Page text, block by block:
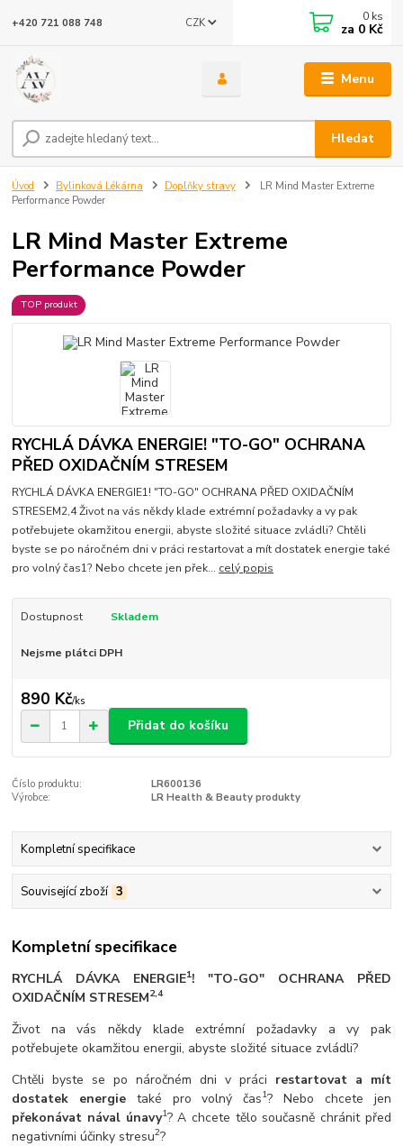
Menu
CZK
Hledat
+420 721 088 748 0 ks
za 0 Kč
Úvod Bylinková Lékárna Doplňky stravy
LR Mind Master Extreme
Performance Powder
LR Mind Master Extreme
Performance Powder
TOP produkt
RYCHLÁ DÁVKA ENERGIE! "TO-GO" OCHRANA
PŘED OXIDAČNÍM STRESEM
RYCHLÁ DÁVKA ENERGIE1! "TO-GO" OCHRANA PŘED OXIDAČNÍM
STRESEM2,4 Život na vás někdy klade extrémní požadavky a vy pak
potřebujete okamžitou energii, abyste složité situace zvládli? Chtěli
byste se po náročném dni v práci restartovat a mít dostatek energie také
pro volný čas1? Nebo chcete jen přek... celý popis
Dostupnost Skladem
Nejsme plátci DPH
890 Kč/ks
Přidat do košíku
Číslo produktu:
LR600136
Výrobce:
LR Health & Beauty produkty
Kompletní specifikace
Související zboží 3
Kompletní specifikace
RYCHLÁ DÁVKA ENERGIE1! "TO-GO" OCHRANA PŘED
OXIDAČNÍM STRESEM2,4
Život na vás někdy klade extrémní požadavky a vy pak
potřebujete okamžitou energii, abyste složité situace zvládli?
Chtěli byste se po náročném dni v práci restartovat a mít
dostatek energietaké pro volný čas1? Nebo chcete jen
překonávat nával únavy1? A chcete tělo současně chránit před
negativními účinky stresu2?